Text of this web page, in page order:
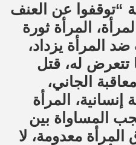
“توقفوا عن العنف
المرأة ثورة
المرأة يزداد،
تتعرض له، قتل
الجاني،
المرأة
المساواة بين
المرأة معدومة، لا